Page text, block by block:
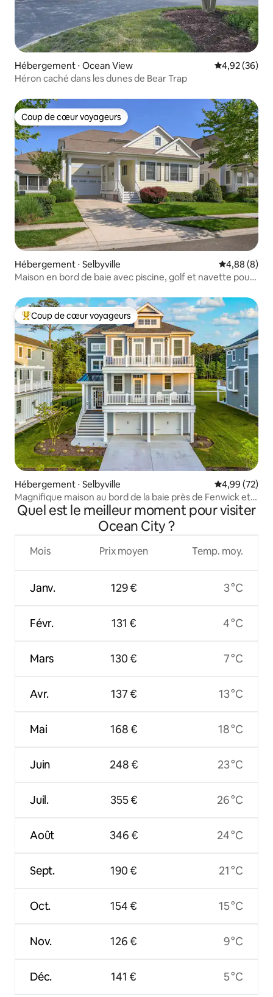
Hébergement ⋅ Ocean View Évaluation
4,92 (36)
Héron caché dans les dunes de Bear Trap
Coup de cœur voyageurs
Coup de cœur voyageurs
Hébergement ⋅ Selbyville Évaluation
4,88 (8)
Maison en bord de baie avec piscine, golf et navette pour
Coups de cœur voyageurs les plus appréciés
Coup de cœur voyageurs
Hébergement ⋅ Selbyville Évaluation
4,99 (72)
Magnifique maison au bord de la baie près de Fenwick et
d'Ocean City
Quel est le meilleur moment pour visiter
Ocean City ?
Mois
Janv.
Févr.
Mars
Avr.
Mai
Juin
Juil.
Août
Sept.
Oct.
Nov.
Déc.
Prix moyen
129 €
131 €
130 €
137 €
168 €
248 €
355 €
346 €
190 €
154 €
126 €
141 €
Temp. moy.
3 °C
4 °C
7 °C
13 °C
18 °C
23 °C
26 °C
24 °C
21 °C
15 °C
9 °C
5 °C